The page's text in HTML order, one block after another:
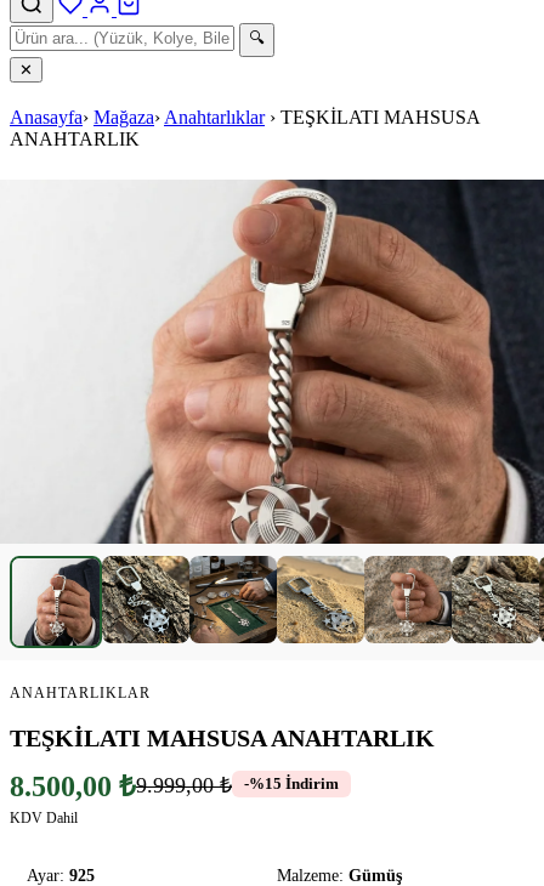
🔍
✕
Anasayfa› Mağaza› Anahtarlıklar › TEŞKİLATI MAHSUSA
ANAHTARLIK
ANAHTARLIKLAR
TEŞKİLATI MAHSUSA ANAHTARLIK
8.500,00 ₺9.999,00 ₺ -%15 İndirim
KDV Dahil
Ayar: 925 Malzeme: Gümüş